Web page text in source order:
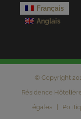
Français
Anglais
© Copyright
Résidence
légales|